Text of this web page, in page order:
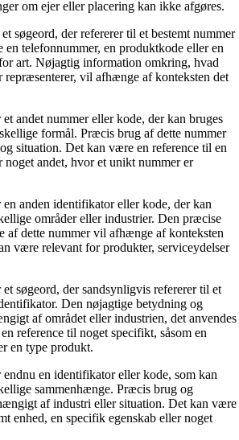
om ejer eller placering kan ikke afgøres.
søgeord, der refererer til et bestemt nummer
telefonnummer, en produktkode eller en
art. Nøjagtig information omkring, hvad
repræsenterer, vil afhænge af konteksten det
andet nummer eller kode, der kan bruges
formål. Præcis brug af dette nummer
situation. Det kan være en reference til en
noget andet, hvor et unikt nummer er
anden identifikator eller kode, der kan
områder eller industrier. Den præcise
af dette nummer vil afhænge af konteksten
være relevant for produkter, serviceydelser
søgeord, der sandsynligvis refererer til et
Den nøjagtige betydning og
af området eller industrien, det anvendes
reference til noget specifikt, såsom en
en type produkt.
en identifikator eller kode, som kan
sammenhænge. Præcis brug og
af industri eller situation. Det kan være
enhed, en specifik egenskab eller noget